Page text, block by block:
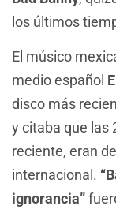
los últimos
El músico
medio español
disco más
y citaba que las
reciente, eran
internacional.
ignorancia”